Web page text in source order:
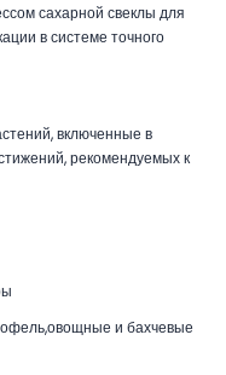
сахарной свеклы для
в системе точного
включенные в
рекомендуемых к
и бахчевые